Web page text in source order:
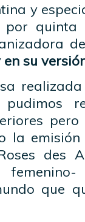
y
quinta
su
la
des
que